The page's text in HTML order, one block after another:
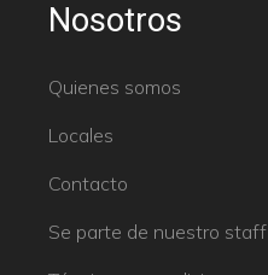
Nosotros
Quienes somos
Locales
Contacto
Se parte de nuestro staff